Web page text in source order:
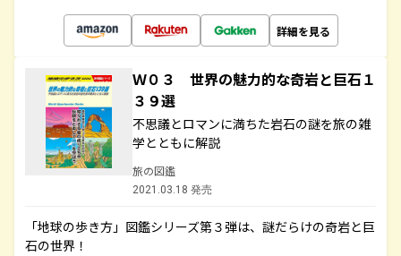
詳細を見る
Ｗ０３ 世界の魅力的な奇岩と巨石１
３９選
不思議とロマンに満ちた岩石の謎を旅の雑
学とともに解説
旅の図鑑
2021.03.18 発売
「地球の歩き方」図鑑シリーズ第３弾は、謎だらけの奇岩と巨
石の世界！